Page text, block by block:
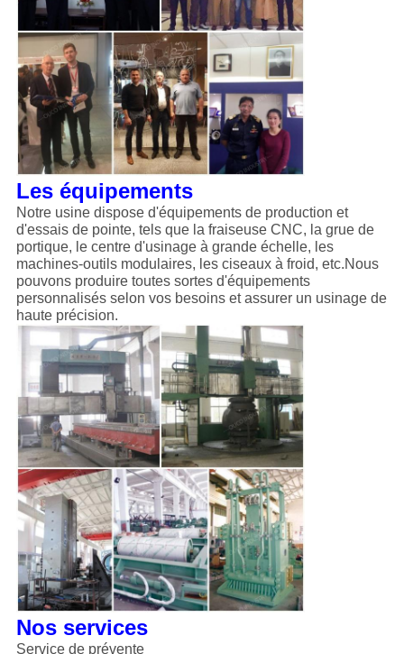
Les équipements
Notre usine dispose d'équipements de production et
d'essais de pointe, tels que la fraiseuse CNC, la grue de
portique, le centre d'usinage à grande échelle, les
machines-outils modulaires, les ciseaux à froid, etc.Nous
pouvons produire toutes sortes d'équipements
personnalisés selon vos besoins et assurer un usinage de
haute précision.
Nos services
Service de prévente